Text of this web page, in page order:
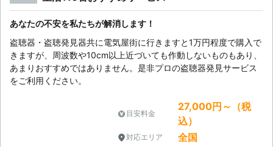
あなたの不安を私たちが解消します！
盗聴器・盗聴発見器共に電気屋街に行きますと1万円程度で購入で
きますが、周波数や10cm以上近づいても作動しないものもあり、
あまりおすすめではありません。是非プロの盗聴器発見サービス
をご利用ください。
目安料金
27,000円～（税
込）
対応エリア 全国